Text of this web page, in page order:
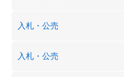
入札・公売
入札・公売